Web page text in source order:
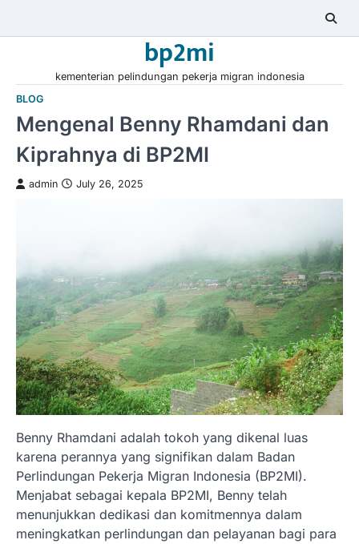
bp2mi
kementerian pelindungan pekerja migran indonesia
BLOG
Mengenal Benny Rhamdani dan
Kiprahnya di BP2MI
admin July 26, 2025
Benny Rhamdani adalah tokoh yang dikenal luas
karena perannya yang signifikan dalam Badan
Perlindungan Pekerja Migran Indonesia (BP2MI).
Menjabat sebagai kepala BP2MI, Benny telah
menunjukkan dedikasi dan komitmennya dalam
meningkatkan perlindungan dan pelayanan bagi para